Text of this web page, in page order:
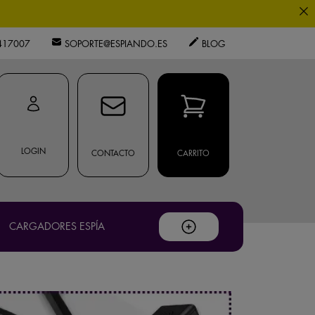
SOPORTE@ESPIANDO.ES BLOG
LOGIN CONTACTO CARRITO
CARGADORES ESPÍA
expertos.